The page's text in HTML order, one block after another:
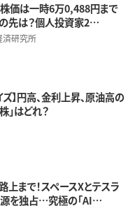
価は一時6万0,488円まで
先は？個人投資家2…
済研究所
ズ】円高、金利上昇、原油高の
」はどれ？
上まで！スペースXとテスラ
を独占…究極の「AI…